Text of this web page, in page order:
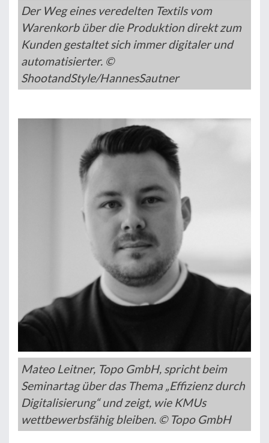
Der Weg eines veredelten Textils vom
Warenkorb über die Produktion direkt zum
Kunden gestaltet sich immer digitaler und
automatisierter. ©
ShootandStyle/HannesSautner
Mateo Leitner, Topo GmbH, spricht beim
Seminartag über das Thema „Effizienz durch
Digitalisierung“ und zeigt, wie KMUs
wettbewerbsfähig bleiben. © Topo GmbH